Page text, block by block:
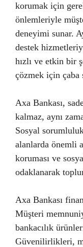
korumak için
önlemleriyle
deneyimi sunar.
destek
hızlı ve etkin bir
çözmek için çaba
Axa Bankası,
kalmaz, aynı
Sosyal
alanlarda önemli
koruması ve
odaklanarak
Axa Bankası
Müşteri
bankacılık
Güvenilirlikleri,